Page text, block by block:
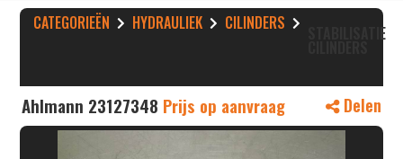
CATEGORIEËN HYDRAULIEK CILINDERS STABILISATIE
Ahlmann 23127348 Prijs op aanvraag Delen